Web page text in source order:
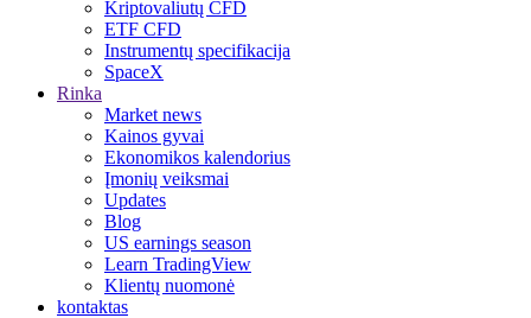
Kriptovaliutų CFD
ETF CFD
Instrumentų specifikacija
SpaceX
Rinka
Market news
Kainos gyvai
Ekonomikos kalendorius
Įmonių veiksmai
Updates
Blog
US earnings season
Learn TradingView
Klientų nuomonė
kontaktas